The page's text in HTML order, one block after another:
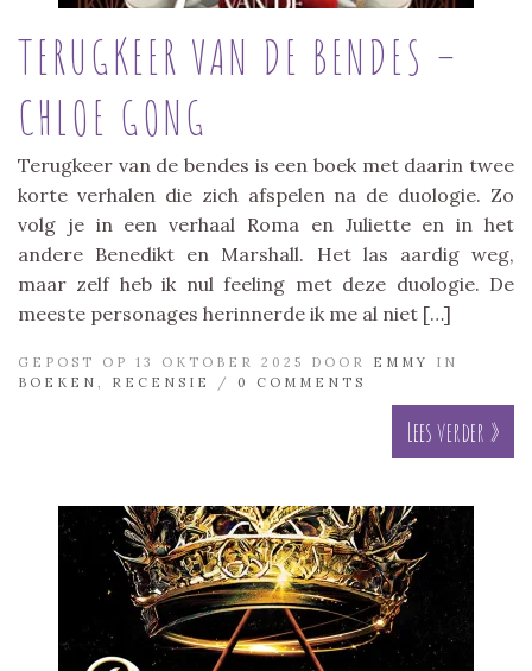
TERUGKEER VAN DE BENDES –
CHLOE GONG
Terugkeer van de bendes is een boek met daarin twee
korte verhalen die zich afspelen na de duologie. Zo
volg je in een verhaal Roma en Juliette en in het
andere Benedikt en Marshall. Het las aardig weg,
maar zelf heb ik nul feeling met deze duologie. De
meeste personages herinnerde ik me al niet […]
GEPOST OP 13 OKTOBER 2025 DOOR EMMY
IN
BOEKEN , RECENSIE / 0 COMMENTS
Lees verder »